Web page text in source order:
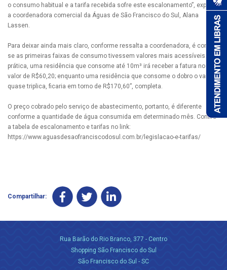
o consumo habitual e a tarifa recebida sofre este escalonamento”, explica
a coordenadora comercial da Águas de São Francisco do Sul, Alana
Lassen.
Para deixar ainda mais claro, conforme ressalta a coordenadora, é como
se as primeiras faixas de consumo tivessem valores mais acessíveis. Na
prática, uma residência que consome até 10m³ irá receber a fatura no
valor de R$60,20; enquanto uma residência que consome o dobro o valor
quase triplica, ficaria em torno de R$170,60”, completa.
O preço cobrado pelo serviço de abastecimento, portanto, é diferente
conforme a quantidade de água consumida em determinado mês. Confira
a tabela de escalonamento e tarifas no link:
https://www.aguasdesaofranciscodosul.com.br/legislacao-e-tarifas/
Compartilhar:
Rua Barão do Rio Branco, 377 - Centro
Shopping São Francisco do Sul
São Francisco do Sul - SC